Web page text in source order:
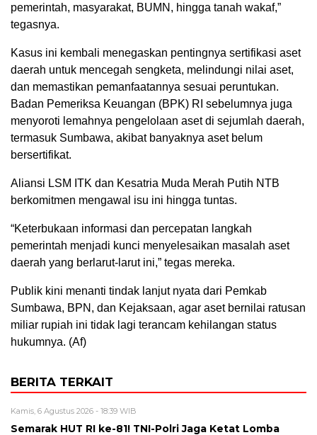
pemerintah, masyarakat, BUMN, hingga tanah wakaf,”
tegasnya.
Kasus ini kembali menegaskan pentingnya sertifikasi aset
daerah untuk mencegah sengketa, melindungi nilai aset,
dan memastikan pemanfaatannya sesuai peruntukan.
Badan Pemeriksa Keuangan (BPK) RI sebelumnya juga
menyoroti lemahnya pengelolaan aset di sejumlah daerah,
termasuk Sumbawa, akibat banyaknya aset belum
bersertifikat.
Aliansi LSM ITK dan Kesatria Muda Merah Putih NTB
berkomitmen mengawal isu ini hingga tuntas.
“Keterbukaan informasi dan percepatan langkah
pemerintah menjadi kunci menyelesaikan masalah aset
daerah yang berlarut-larut ini,” tegas mereka.
Publik kini menanti tindak lanjut nyata dari Pemkab
Sumbawa, BPN, dan Kejaksaan, agar aset bernilai ratusan
miliar rupiah ini tidak lagi terancam kehilangan status
hukumnya. (Af)
BERITA TERKAIT
Kamis, 6 Agustus 2026 - 18:39 WIB
Semarak HUT RI ke-81! TNI-Polri Jaga Ketat Lomba